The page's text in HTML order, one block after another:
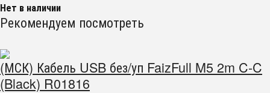
Нет в наличии
Рекомендуем посмотреть
(МСК) Кабель USB без/уп FaizFull M5 2m C-C
(Black) R01816